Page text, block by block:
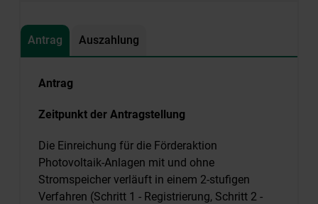
Antrag Auszahlung
Antrag
Zeitpunkt der Antragstellung
Die Einreichung für die Förderaktion
Photovoltaik-Anlagen mit und ohne
Stromspeicher verläuft in einem 2-stufigen
Verfahren (Schritt 1 - Registrierung, Schritt 2 -